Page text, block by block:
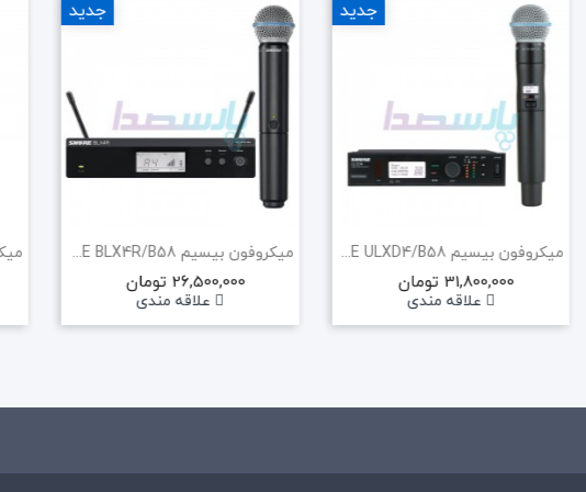
میکروفون بیسیم SHURE ULXD4/B58 (هایکپی)
31,800,000 تومان
علاقه مندی
جدید
میکروفون بیسیم SHURE BLX4R/B58 (هایکپی)
26,500,000 تومان
علاقه مندی
جدید